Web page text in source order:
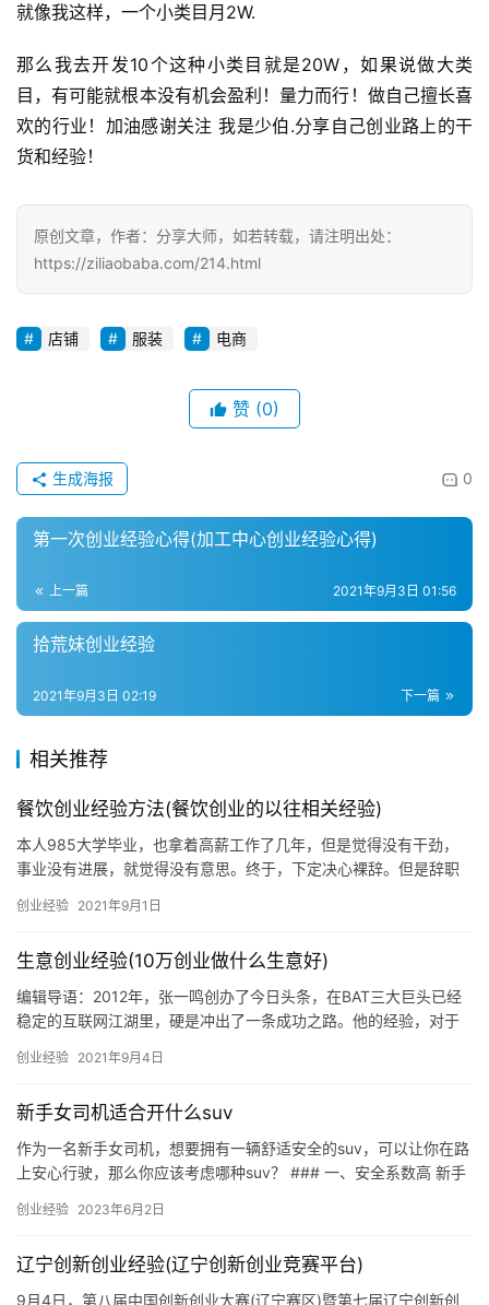
就像我这样，一个小类目月2W.
那么我去开发10个这种小类目就是20W，如果说做大类
目，有可能就根本没有机会盈利！量力而行！做自己擅长喜
欢的行业！加油感谢关注 我是少伯.分享自己创业路上的干
货和经验！
原创文章，作者：分享大师，如若转载，请注明出处：
https://ziliaobaba.com/214.html
店铺 服装 电商
赞 (0)
0
生成海报
第一次创业经验心得(加工中心创业经验心得)
上一篇 2021年9月3日 01:56
拾荒妹创业经验
下一篇
2021年9月3日 02:19
相关推荐
餐饮创业经验方法(餐饮创业的以往相关经验)
本人985大学毕业，也拿着高薪工作了几年，但是觉得没有干劲，
事业没有进展，就觉得没有意思。终于，下定决心裸辞。但是辞职
餐饮这块感兴趣。辞职后，多番考量，决定开家麻辣烫店。我是这
创业经验 2021年9月1日
生意创业经验(10万创业做什么生意好)
编辑导语：2012年，张一鸣创办了今日头条，在BAT三大巨头已经
稳定的互联网江湖里，硬是冲出了一条成功之路。他的经验，对于
者总结了张一鸣13场演讲访谈的精华，看看他有着怎样的创业心
界大佬，可望不可即，但依然会不时的思考一个问题：自己要如何
才能向大佬们靠
创业经验 2021年9月4日
新手女司机适合开什么suv
作为一名新手女司机，想要拥有一辆舒适安全的suv，可以让你在路
上安心行驶，那么你应该考虑哪种suv？ ### 一、安全系数高 新手
创业经验 2023年6月2日
辽宁创新创业经验(辽宁创新创业竞赛平台)
9月4日，第八届中国创新创业大赛(辽宁赛区)暨第七届辽宁创新创